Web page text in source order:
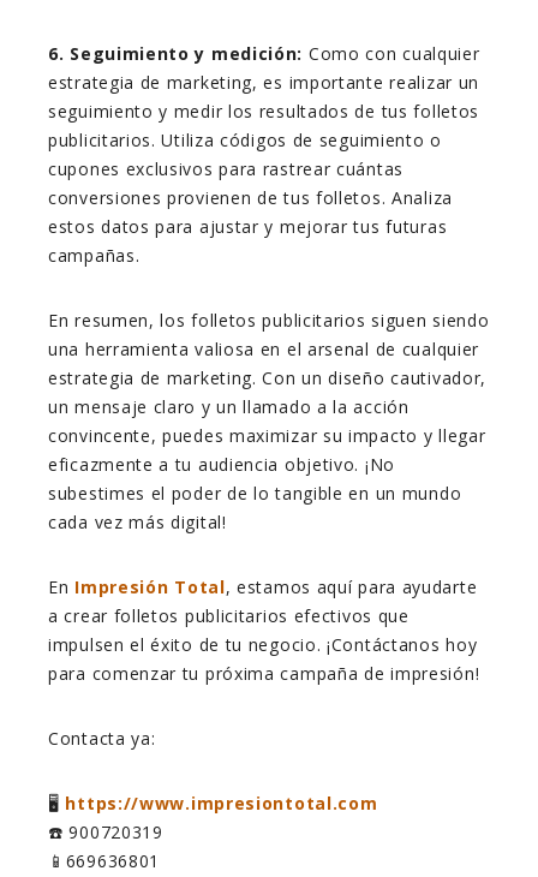
6. Seguimiento y medición: Como con cualquier
estrategia de marketing, es importante realizar un
seguimiento y medir los resultados de tus folletos
publicitarios. Utiliza códigos de seguimiento o
cupones exclusivos para rastrear cuántas
conversiones provienen de tus folletos. Analiza
estos datos para ajustar y mejorar tus futuras
campañas.
En resumen, los folletos publicitarios siguen siendo
una herramienta valiosa en el arsenal de cualquier
estrategia de marketing. Con un diseño cautivador,
un mensaje claro y un llamado a la acción
convincente, puedes maximizar su impacto y llegar
eficazmente a tu audiencia objetivo. ¡No
subestimes el poder de lo tangible en un mundo
cada vez más digital!
En Impresión Total, estamos aquí para ayudarte
a crear folletos publicitarios efectivos que
impulsen el éxito de tu negocio. ¡Contáctanos hoy
para comenzar tu próxima campaña de impresión!
Contacta ya:
🖥️ https://www.impresiontotal.com
☎️ 900720319
📱669636801